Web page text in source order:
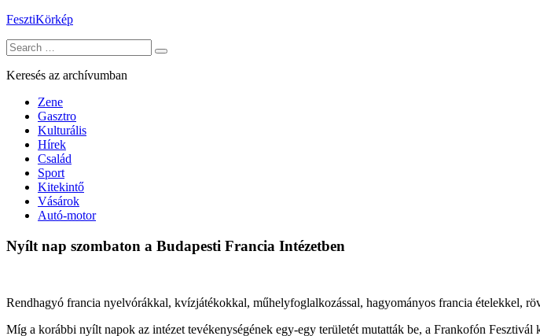
Skip
content
FesztiKörkép
Search
for:
Keresés az archívumban
Zene
Gasztro
Kulturális
Hírek
Család
Sport
Kitekintő
Vásárok
Autó-motor
Nyílt nap szombaton a Budapesti Francia Intézetben
Rendhagyó francia nyelvórákkal, kvízjátékokkal, műhelyfoglalkozással, hagyományos francia ételekkel,
Míg a korábbi nyílt napok az intézet tevékenységének egy-egy területét mutatták be, a Frankofón